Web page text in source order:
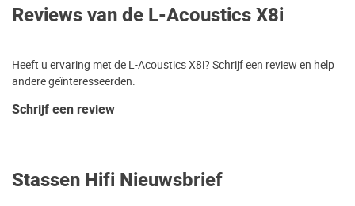
Reviews van de L-Acoustics X8i
Heeft u ervaring met de L-Acoustics X8i? Schrijf een review en help
andere geïnteresseerden.
Schrijf een review
Stassen Hifi Nieuwsbrief